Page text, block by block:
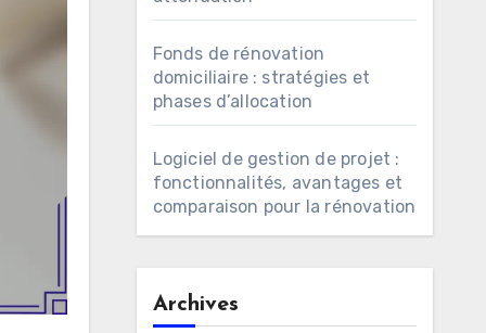
Fonds de rénovation
domiciliaire : stratégies et
phases d’allocation
Logiciel de gestion de projet :
fonctionnalités, avantages et
comparaison pour la rénovation
Archives